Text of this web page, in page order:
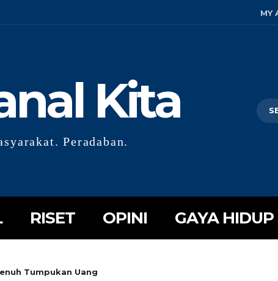
MY
Kita
Peradaban.
RISET OPINI GAYA HIDUP
Tumpukan Uang